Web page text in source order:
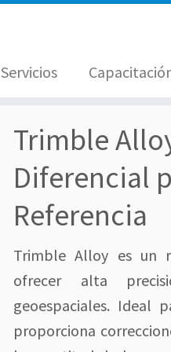
Servicios
Trimble
Diferencial
Referencia
Trimble Alloy es un
ofrecer alta
geoespaciales. Ideal
proporciona